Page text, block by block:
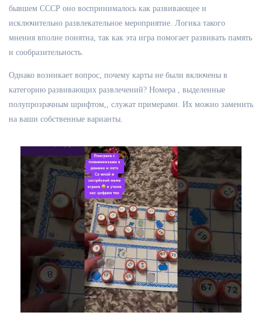
бывшем СССР оно воспринималось как развивающее и
исключительно развлекательное мероприятие. Логика такого
мнения вполне понятна, так как эта игра помогает развивать память
и сообразительность.
Однако возникает вопрос, почему карты не были включены в
категорию развивающих развлечений? Номера , выделенные
полупрозрачным шрифтом,, служат примерами. Их можно заменить
на ваши собственные варианты.